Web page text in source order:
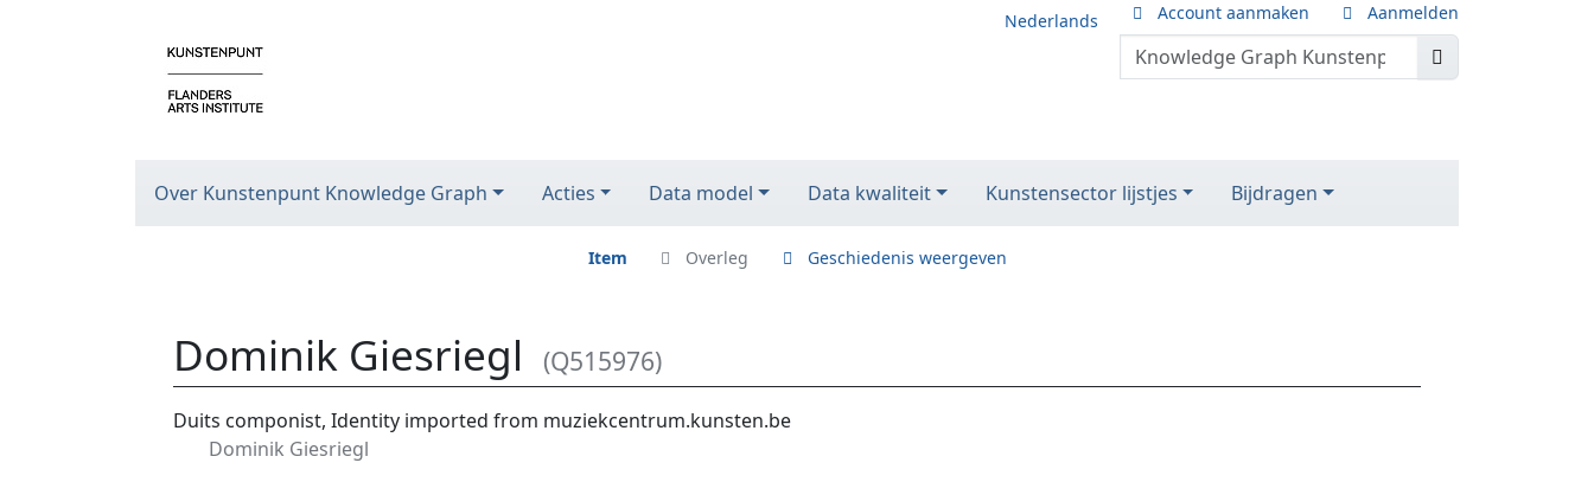
Nederlands Account aanmaken Aanmelden
Over Kunstenpunt Knowledge Graph Acties Data model Data kwaliteit Kunstensector lijstjes Bijdragen
Item Overleg Geschiedenis weergeven
Dominik Giesriegl (Q515976)
Ga naar:navigatie ,zoeken
Duits componist, Identity imported from muziekcentrum.kunsten.be
Dominik Giesriegl